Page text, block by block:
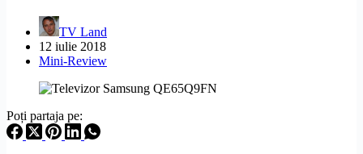
TV Land
12 iulie 2018
Mini-Review
Poți partaja pe: